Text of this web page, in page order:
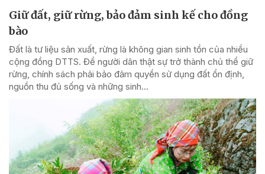
Giữ đất, giữ rừng, bảo đảm sinh kế cho đồng
bào
Đất là tư liệu sản xuất, rừng là không gian sinh tồn của nhiều
cộng đồng DTTS. Để người dân thật sự trở thành chủ thể giữ
rừng, chính sách phải bảo đảm quyền sử dụng đất ổn định,
nguồn thu đủ sống và những sinh...